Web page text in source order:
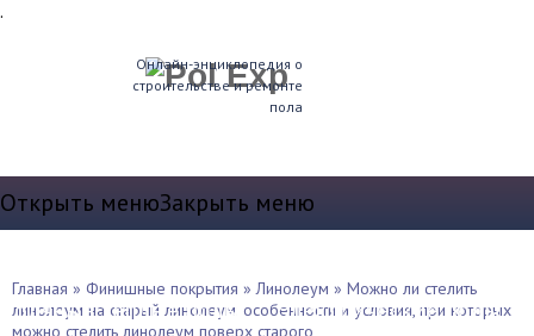
.
Онлайн-энциклопедия о
строительстве и ремонте
пола
Открыть менюЗакрыть меню
Водяные теплые полы
Электрические полы
Главная » Финишные покрытия »Линолеум » Можно ли стелить
линолеум на старый линолеум: особенности и условия, при которых
можно стелить линолеум поверх старого